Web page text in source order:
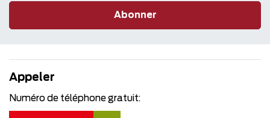
Abonner
Appeler
Numéro de téléphone gratuit: